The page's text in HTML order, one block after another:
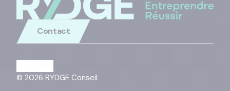
Contact
© 2026 RYDGE Conseil